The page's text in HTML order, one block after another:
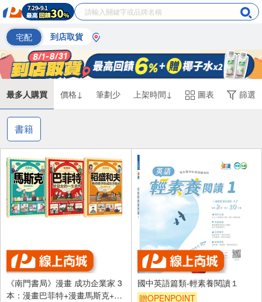
宅配 到店取貨
最多人購買 價格↓ 筆劃少 上架時間↓ 圖表 篩選
書籍
《南門書局》漫畫 成功企業家 3
本：漫畫巴菲特+漫畫馬斯克+漫
國中英語篇類-輕素養閱讀１
贈OPENPOINT